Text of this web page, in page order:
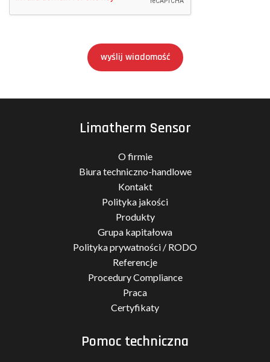
wyślij wiadomość
Limatherm Sensor
O firmie
Biura techniczno-handlowe
Kontakt
Polityka jakości
Produkty
Grupa kapitałowa
Polityka prywatności / RODO
Referencje
Procedury Compliance
Praca
Certyfikaty
Pomoc techniczna